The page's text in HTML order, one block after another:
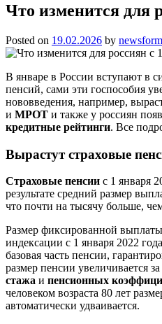
Что изменится для
Posted on 19.02.2026 by
В январе в России вступают в
пенсий, сами эти госпособия
нововведения, например,
и МРОТ и также у россиян
кредитные рейтинги. Все
Вырастут страховые
Страховые пенсии с 1 января
результате средний размер
что почти на тысячу больше,
Размер фиксированной
индексации с 1 января 2022
базовая часть пенсии,
размер пенсии увеличивается
стажа и пенсионных
человеком возраста 80 лет
автоматически удваивается.